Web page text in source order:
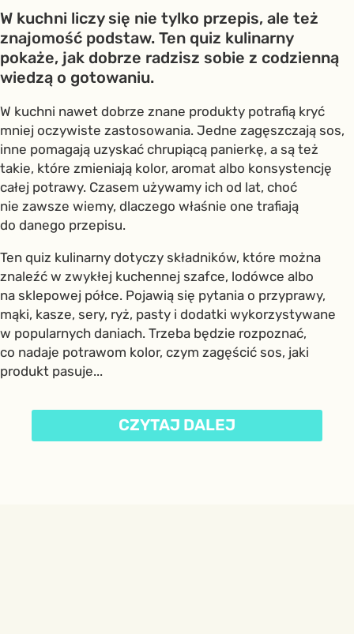
W kuchni liczy się nie tylko przepis, ale też
znajomość podstaw. Ten quiz kulinarny
pokaże, jak dobrze radzisz sobie z codzienną
wiedzą o gotowaniu.
W kuchni nawet dobrze znane produkty potrafią kryć
mniej oczywiste zastosowania. Jedne zagęszczają sos,
inne pomagają uzyskać chrupiącą panierkę, a są też
takie, które zmieniają kolor, aromat albo konsystencję
całej potrawy. Czasem używamy ich od lat, choć
nie zawsze wiemy, dlaczego właśnie one trafiają
do danego przepisu.
Ten quiz kulinarny dotyczy składników, które można
znaleźć w zwykłej kuchennej szafce, lodówce albo
na sklepowej półce. Pojawią się pytania o przyprawy,
mąki, kasze, sery, ryż, pasty i dodatki wykorzystywane
w popularnych daniach. Trzeba będzie rozpoznać,
co nadaje potrawom kolor, czym zagęścić sos, jaki
produkt pasuje...
CZYTAJ DALEJ